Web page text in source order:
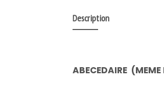
Description
ABECEDAIRE (MEME